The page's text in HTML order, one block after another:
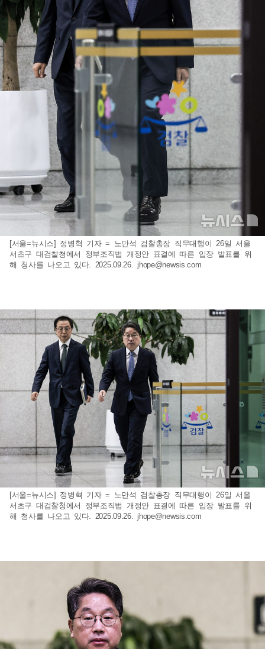
[서울=뉴시스] 정병혁 기자 = 노만석 검찰총장 직무대행이 26일 서울
서초구 대검찰청에서 정부조직법 개정안 표결에 따른 입장 발표를 위
해 청사를 나오고 있다. 2025.09.26. jhope@newsis.com
[서울=뉴시스] 정병혁 기자 = 노만석 검찰총장 직무대행이 26일 서울
서초구 대검찰청에서 정부조직법 개정안 표결에 따른 입장 발표를 위
해 청사를 나오고 있다. 2025.09.26. jhope@newsis.com